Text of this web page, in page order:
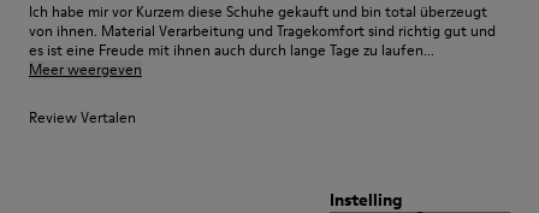
Ich habe mir vor Kurzem diese Schuhe gekauft und bin total überzeugt
von ihnen. Material Verarbeitung und Tragekomfort sind richtig gut und
es ist eine Freude mit ihnen auch durch lange Tage zu laufen...
Meer weergeven
Review Vertalen
Instelling